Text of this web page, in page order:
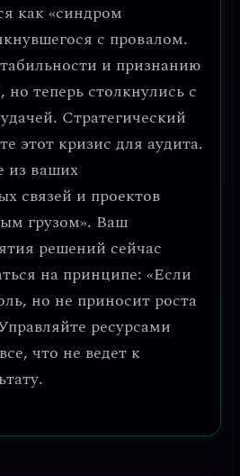
как«синдром
с провалом.
и признанию
но теперь столкнулись с
Стратегический
этот кризис для аудита.
из ваших
связей и проектов
грузом». Ваш
решений сейчас
на принципе: «Если
но не приносит роста
ресурсами
что не ведет к